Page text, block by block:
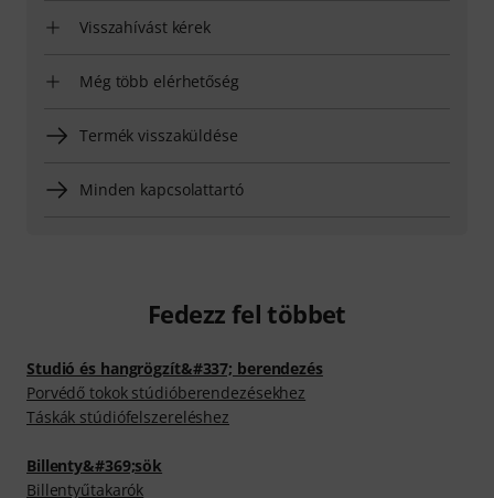
Visszahívást kérek
Még több elérhetőség
Termék visszaküldése
Minden kapcsolattartó
Fedezz fel többet
Studió és hangrögzít&#337; berendezés
Porvédő tokok stúdióberendezésekhez
Táskák stúdiófelszereléshez
Billenty&#369;sök
Billentyűtakarók